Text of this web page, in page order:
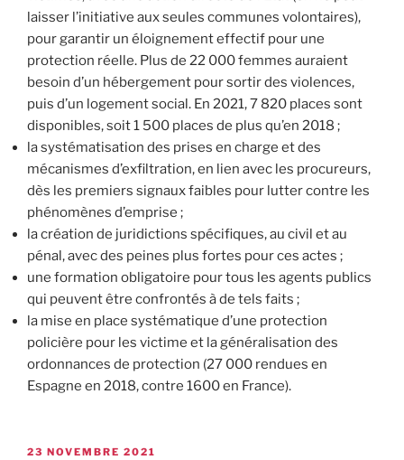
laisser l’initiative aux seules communes volontaires),
pour garantir un éloignement effectif pour une
protection réelle. Plus de 22 000 femmes auraient
besoin d’un hébergement pour sortir des violences,
puis d’un logement social. En 2021, 7 820 places sont
disponibles, soit 1 500 places de plus qu’en 2018 ;
la systématisation des prises en charge et des
mécanismes d’exfiltration, en lien avec les procureurs,
dès les premiers signaux faibles pour lutter contre les
phénomènes d’emprise ;
la création de juridictions spécifiques, au civil et au
pénal, avec des peines plus fortes pour ces actes ;
une formation obligatoire pour tous les agents publics
qui peuvent être confrontés à de tels faits ;
la mise en place systématique d’une protection
policière pour les victime et la généralisation des
ordonnances de protection (27 000 rendues en
Espagne en 2018, contre 1600 en France).
23 NOVEMBRE 2021